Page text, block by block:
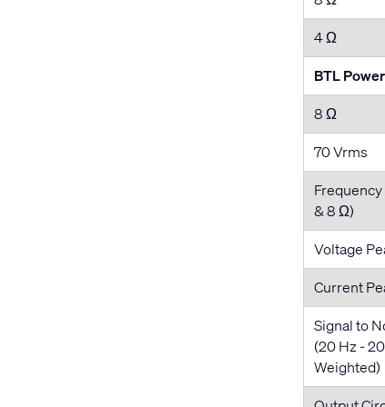
4 Ω
BTL Power
8 Ω
70 Vrms
& 8 Ω)
Voltage
Current
Signal to
(20 Hz -
Weighted)